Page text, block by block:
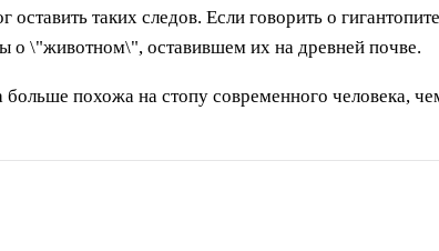
таких следов. Если говорить о
о \"животном\", оставившем их на древней почве.
похожа на стопу современного человека,